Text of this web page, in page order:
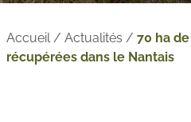
Accueil/ Actualités / 70 ha
récupérées dans le Nantais